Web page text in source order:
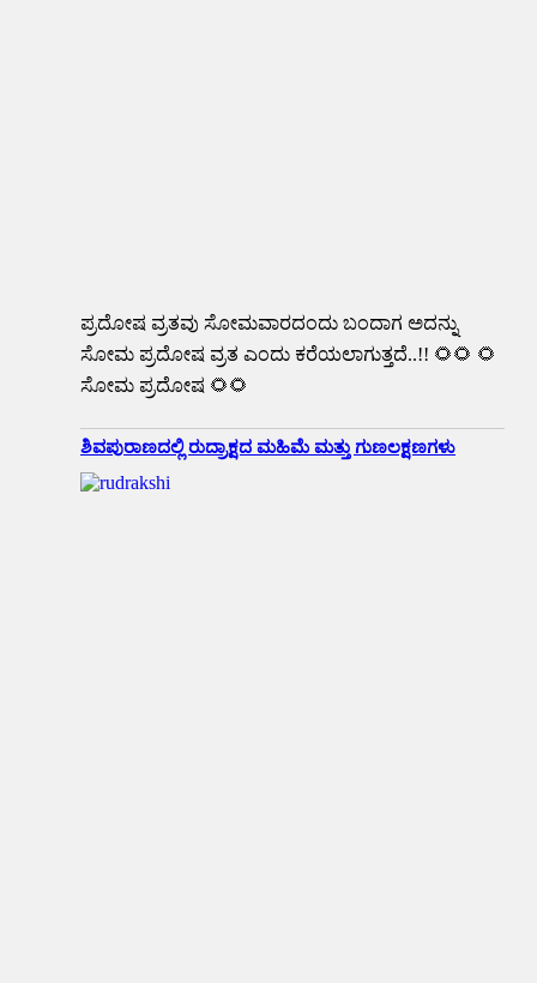
ಪ್ರದೋಷ ವ್ರತವು ಸೋಮವಾರದಂದು ಬಂದಾಗ ಅದನ್ನು
ಸೋಮ ಪ್ರದೋಷ ವ್ರತ ಎಂದು ಕರೆಯಲಾಗುತ್ತದೆ..!! 🌻🌻 🌻
ಸೋಮ ಪ್ರದೋಷ 🌻🌻
ಶಿವಪುರಾಣದಲ್ಲಿ ರುದ್ರಾಕ್ಷದ ಮಹಿಮೆ ಮತ್ತು ಗುಣಲಕ್ಷಣಗಳು